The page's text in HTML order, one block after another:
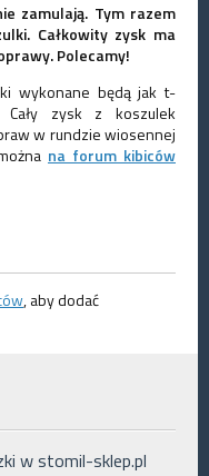
zamulają. Tym razem
Całkowity zysk ma
Polecamy!
wykonane będą jak t-
zysk z koszulek
w rundzie wiosennej
na forum kibiców
, aby dodać
w stomil-sklep.pl